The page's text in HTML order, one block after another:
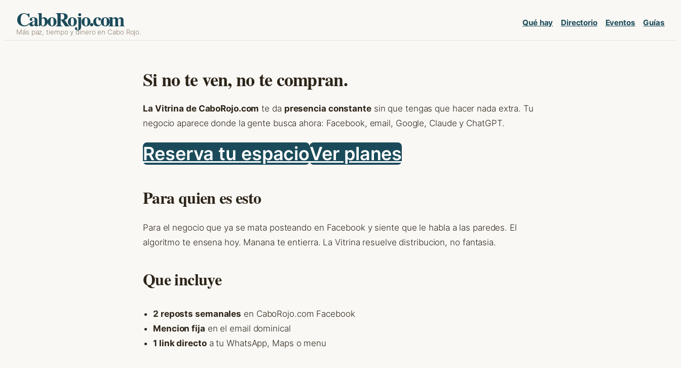
Skip
to
CaboRojo.com
Más paz, tiempo y dinero en Cabo Rojo.
Qué hay Directorio Eventos Guías
Si no te ven, no te compran.
La Vitrina de CaboRojo.com te da presencia constantesin que tengas que hacer nada extra. Tu
negocio aparece donde la gente busca ahora: Facebook, email, Google, Claude y ChatGPT.
Reserva tu espacioVer planes
Para quien es esto
Para el negocio que ya se mata posteando en Facebook y siente que le habla a las paredes. El
algoritmo te ensena hoy. Manana te entierra. La Vitrina resuelve distribucion, no fantasia.
Que incluye
2 reposts semanales en CaboRojo.com Facebook
Mencion fija en el email dominical
1 link directoa tu WhatsApp, Maps o menu